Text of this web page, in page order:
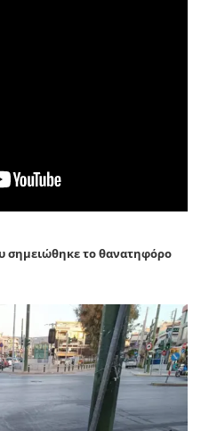
σημειώθηκε το θανατηφόρο